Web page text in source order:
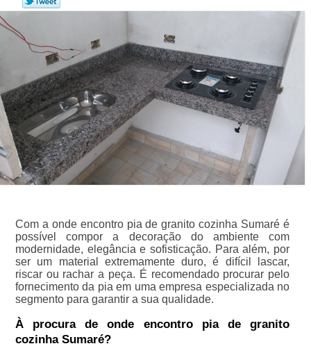
Com a onde encontro pia de granito cozinha Sumaré é
possível compor a decoração do ambiente com
modernidade, elegância e sofisticação. Para além, por
ser um material extremamente duro, é difícil lascar,
riscar ou rachar a peça. É recomendado procurar pelo
fornecimento da pia em uma empresa especializada no
segmento para garantir a sua qualidade.
À procura de onde encontro pia de granito
cozinha Sumaré?